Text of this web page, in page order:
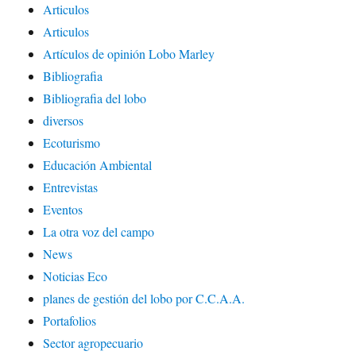
Articulos
Articulos
Artículos de opinión Lobo Marley
Bibliografia
Bibliografia del lobo
diversos
Ecoturismo
Educación Ambiental
Entrevistas
Eventos
La otra voz del campo
News
Noticias Eco
planes de gestión del lobo por C.C.A.A.
Portafolios
Sector agropecuario